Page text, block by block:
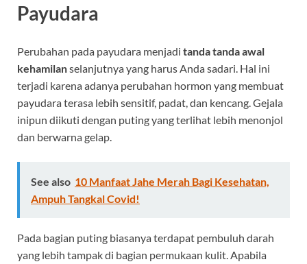
Payudara
Perubahan pada payudara menjadi tanda tanda awal
kehamilanselanjutnya yang harus Anda sadari. Hal ini
terjadi karena adanya perubahan hormon yang membuat
payudara terasa lebih sensitif, padat, dan kencang. Gejala
inipun diikuti dengan puting yang terlihat lebih menonjol
dan berwarna gelap.
See also 10 Manfaat Jahe Merah Bagi Kesehatan,
Ampuh Tangkal Covid!
Pada bagian puting biasanya terdapat pembuluh darah
yang lebih tampak di bagian permukaan kulit. Apabila